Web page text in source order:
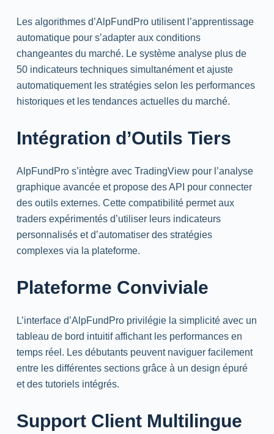
Les algorithmes d’AlpFundPro utilisent l’apprentissage
automatique pour s’adapter aux conditions
changeantes du marché. Le système analyse plus de
50 indicateurs techniques simultanément et ajuste
automatiquement les stratégies selon les performances
historiques et les tendances actuelles du marché.
Intégration d’Outils Tiers
AlpFundPro s’intègre avec TradingViewpour l’analyse
graphique avancée et propose des API pour connecter
des outils externes. Cette compatibilité permet aux
traders expérimentés d’utiliser leurs indicateurs
personnalisés et d’automatiser des stratégies
complexes via la plateforme.
Plateforme Conviviale
L’interface d’AlpFundPro privilégie la simplicité avec un
tableau de bord intuitif affichant les performances en
temps réel. Les débutants peuvent naviguer facilement
entre les différentes sections grâce à un design épuré
et des tutoriels intégrés.
Support Client Multilingue